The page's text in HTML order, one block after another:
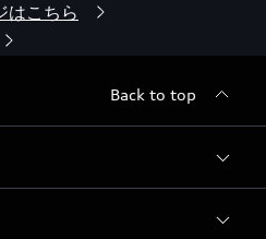
はこちら
Back to top